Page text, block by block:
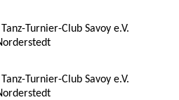
Tanz-Turnier-Club Savoy e.V.
Tanz-Turnier-Club Savoy e.V.